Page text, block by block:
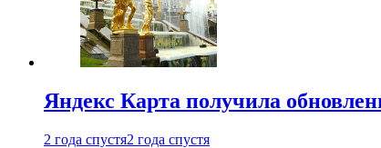
Яндекс Карта получила
2 года спустя2 года спустя